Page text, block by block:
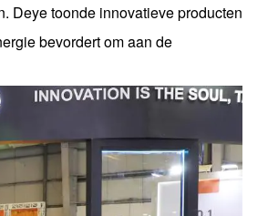
Deye toonde innovatieve producten
bevordert om aan de